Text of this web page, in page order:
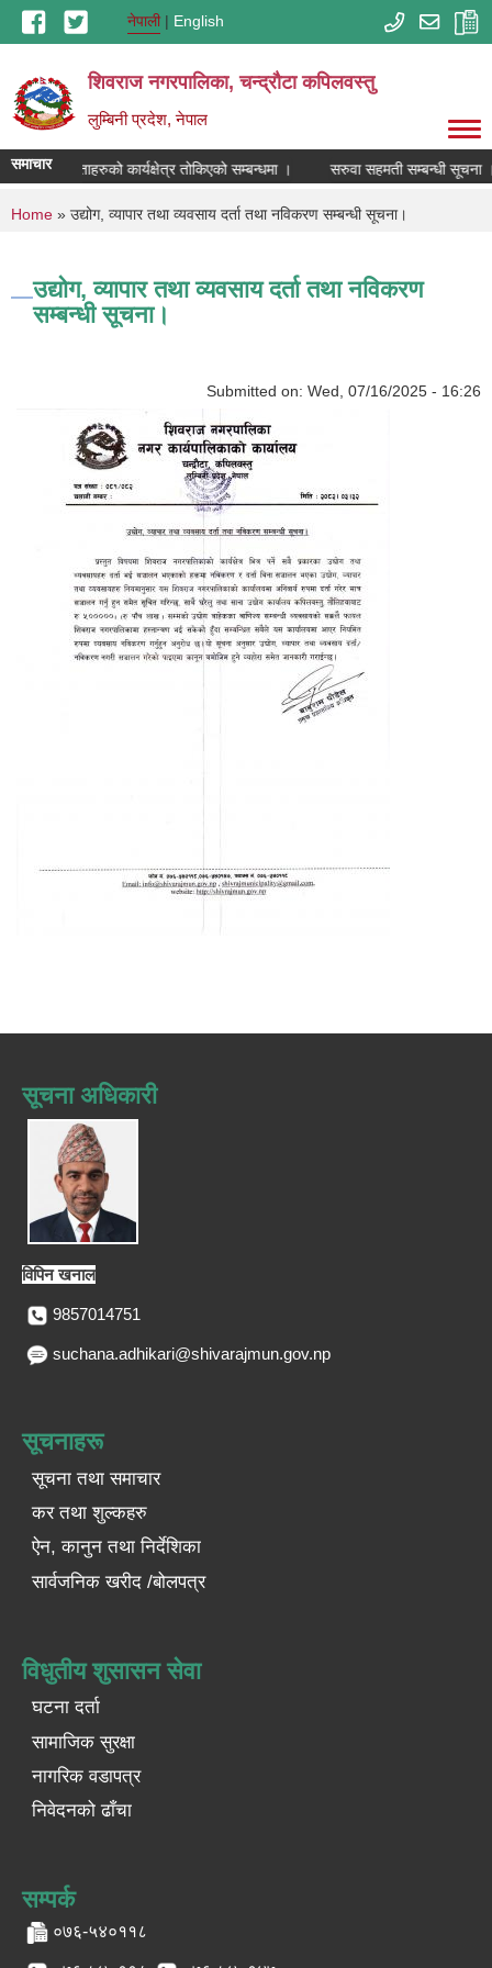
Skip to main contentनेपाली English
शिवराज नगरपालिका, चन्द्राैटा कपिलवस्तु
लुम्बिनी प्रदेश, नेपाल
समाचार
मल विक्रेताहरुको कार्यक्षेत्र तोकिएको सम्बन्धमा । सरुवा सहमती सम्बन्धी सूचना ।
You are here
Home » उद्योग, व्यापार तथा व्यवसाय दर्ता तथा नविकरण सम्बन्धी सूचना।
उद्योग, व्यापार तथा व्यवसाय दर्ता तथा नविकरण
सम्बन्धी सूचना।
Submitted on: Wed, 07/16/2025 - 16:26
सूचना अधिकारी
विपिन खनाल
9857014751
suchana.adhikari@shivarajmun.gov.np
सूचनाहरू
सूचना तथा समाचार
कर तथा शुल्कहरु
ऐन, कानुन तथा निर्देशिका
सार्वजनिक खरीद /बोलपत्र
विधुतीय शुसासन सेवा
घटना दर्ता
सामाजिक सुरक्षा
नागरिक वडापत्र
निवेदनको ढाँचा
सम्पर्क
०७६-५४०११८